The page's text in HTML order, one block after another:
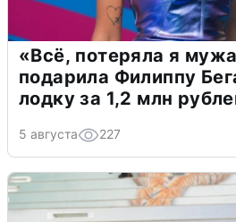
«Всё, потеряла я
подарила Филиппу
лодку за 1,2 млн
5 августа 227